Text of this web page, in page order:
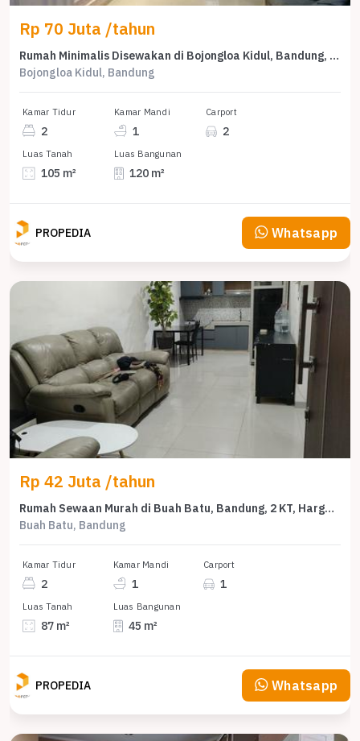
Rp 70 Juta /tahun
Rumah Minimalis Disewakan di Bojongloa Kidul, Bandung, Harga Ekonomis
Bojongloa Kidul, Bandung
Kamar Tidur
2
Kamar Mandi
1
Carport
2
Luas Tanah
105 m²
Luas Bangunan
120 m²
PROPEDIA Whatsapp
Rp 42 Juta /tahun
Rumah Sewaan Murah di Buah Batu, Bandung, 2 KT, Harga 42 Juta /tahun
Buah Batu, Bandung
Kamar Tidur
2
Kamar Mandi
1
Carport
1
Luas Tanah
87 m²
Luas Bangunan
45 m²
PROPEDIA Whatsapp